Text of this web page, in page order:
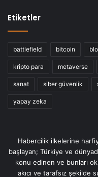
Etiketler
battlefield bitcoin
kripto para metaverse
sanat siber güvenlik
yapay zeka
Habercilik ilkelerine
başlayan; Türkiye ve
konu edinen ve bunları
akıcı ve tarafsız şekilde